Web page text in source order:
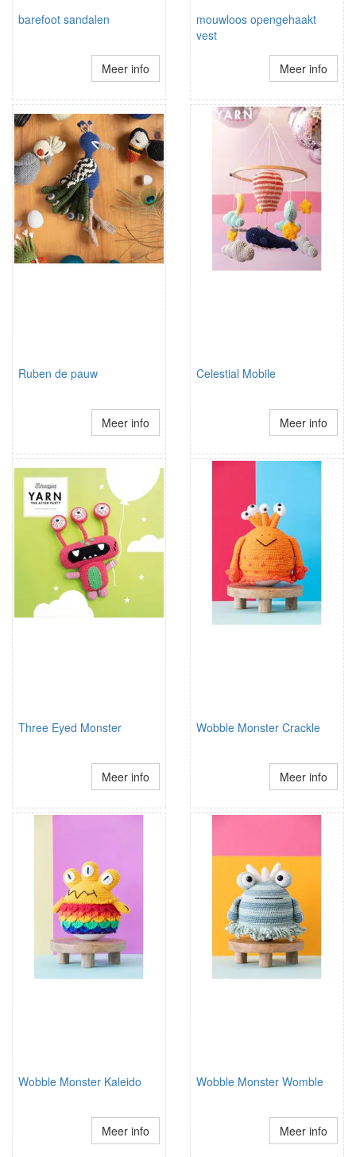
barefoot sandalen
Meer info
mouwloos opengehaakt
vest
Meer info
Ruben de pauw
Meer info
Celestial Mobile
Meer info
Three Eyed Monster
Meer info
Wobble Monster Crackle
Meer info
Wobble Monster Kaleido
Meer info
Wobble Monster Womble
Meer info